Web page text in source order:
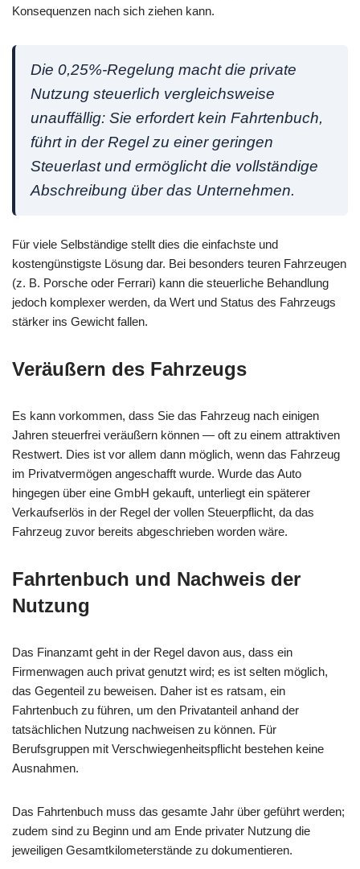
Konsequenzen nach sich ziehen kann.
Die 0,25%-Regelung macht die private
Nutzung steuerlich vergleichsweise
unauffällig: Sie erfordert kein Fahrtenbuch,
führt in der Regel zu einer geringen
Steuerlast und ermöglicht die vollständige
Abschreibung über das Unternehmen.
Für viele Selbständige stellt dies die einfachste und
kostengünstigste Lösung dar. Bei besonders teuren Fahrzeugen
(z. B. Porsche oder Ferrari) kann die steuerliche Behandlung
jedoch komplexer werden, da Wert und Status des Fahrzeugs
stärker ins Gewicht fallen.
Veräußern des Fahrzeugs
Es kann vorkommen, dass Sie das Fahrzeug nach einigen
Jahren steuerfrei veräußern können — oft zu einem attraktiven
Restwert. Dies ist vor allem dann möglich, wenn das Fahrzeug
im Privatvermögen angeschafft wurde. Wurde das Auto
hingegen über eine GmbH gekauft, unterliegt ein späterer
Verkaufserlös in der Regel der vollen Steuerpflicht, da das
Fahrzeug zuvor bereits abgeschrieben worden wäre.
Fahrtenbuch und Nachweis der
Nutzung
Das Finanzamt geht in der Regel davon aus, dass ein
Firmenwagen auch privat genutzt wird; es ist selten möglich,
das Gegenteil zu beweisen. Daher ist es ratsam, ein
Fahrtenbuch zu führen, um den Privatanteil anhand der
tatsächlichen Nutzung nachweisen zu können. Für
Berufsgruppen mit Verschwiegenheitspflicht bestehen keine
Ausnahmen.
Das Fahrtenbuch muss das gesamte Jahr über geführt werden;
zudem sind zu Beginn und am Ende privater Nutzung die
jeweiligen Gesamtkilometerstände zu dokumentieren.